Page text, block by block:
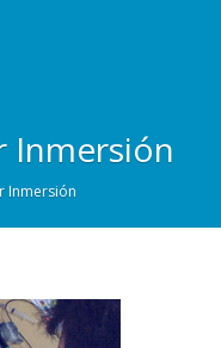
Inmersión
Inmersión